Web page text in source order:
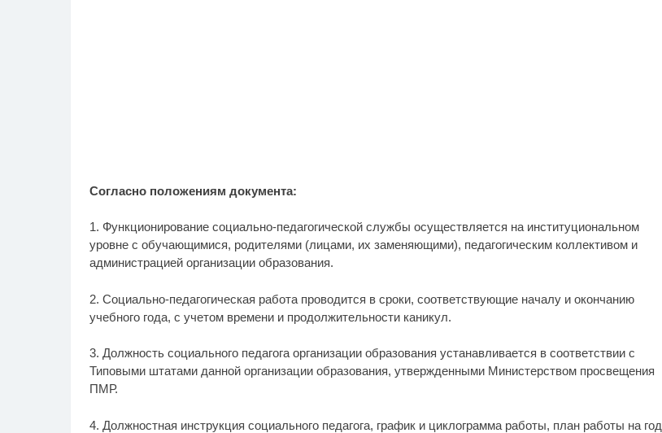
Согласно положениям документа:
1. Функционирование социально-педагогической службы осуществляется на институциональном
уровне с обучающимися, родителями (лицами, их заменяющими), педагогическим коллективом и
администрацией организации образования.
2. Социально-педагогическая работа проводится в сроки, соответствующие началу и окончанию
учебного года, с учетом времени и продолжительности каникул.
3. Должность социального педагога организации образования устанавливается в соответствии с
Типовыми штатами данной организации образования, утвержденными Министерством просвещения
ПМР.
4. Должностная инструкция социального педагога, график и циклограмма работы, план работы на год